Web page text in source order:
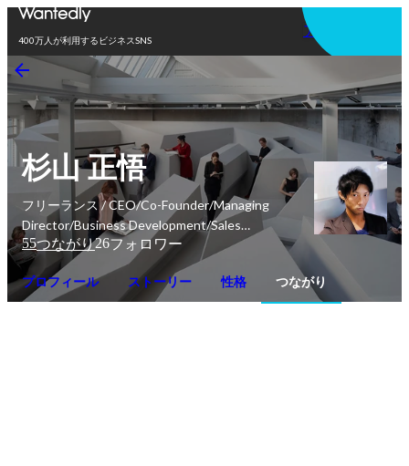
400万人が利用するビジネスSNS
アプリを使う
杉山 正悟
フリーランス / CEO/Co-Founder/Managing
Director/Business Development/Sales
Advisor/Consultant/GUEST LECTURER(客員講
師)
55つながり26フォロワー
プロフィール ストーリー 性格 つながり